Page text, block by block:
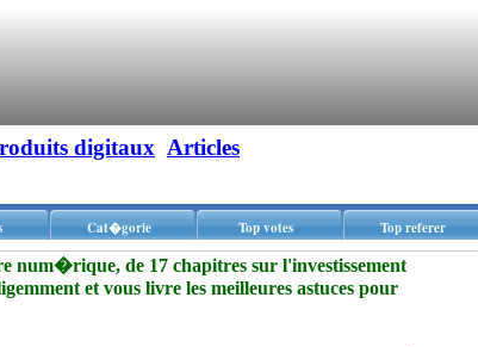
digitaux Articles
Cat�gorie Top votes Top referer
num�rique, de 17 chapitres sur l'investissement
et vous livre les meilleures astuces pour